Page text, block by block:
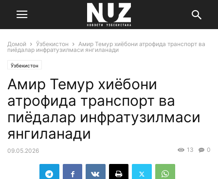
Домой Ўзбекистон
Амир Темур хиёбони атрофида транспорт ва
пиёдалар инфратузилмаси янгиланади
Ўзбекистон
Амир Темур хиёбони
атрофида транспорт ва
пиёдалар инфратузилмаси
янгиланади
09.05.2026 0
13